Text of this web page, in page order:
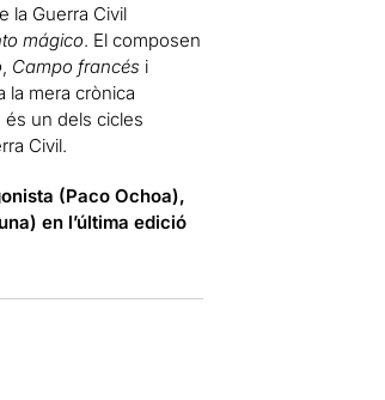
la Guerra Civil
mágico. El composen
Campo francés i
la mera crònica
un dels cicles
Civil.
(Paco Ochoa),
en l’última edició